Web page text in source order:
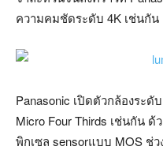
ความคมชัดระดับ 4K เช่นกัน
Panasonic เปิดตัวกล้องระดั
Micro Four Thirds เช่นกัน
พิกเซล sensorแบบ MOS ช่ว